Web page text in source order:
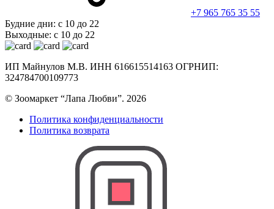
+7 965 765 35 55
Будние дни: с 10 до 22
Выходные: с 10 до 22
ИП Майнулов М.В. ИНН 616615514163 ОГРНИП:
324784700109773
© Зоомаркет “Лапа Любви”. 2026
Политика конфиденциальности
Политика возврата